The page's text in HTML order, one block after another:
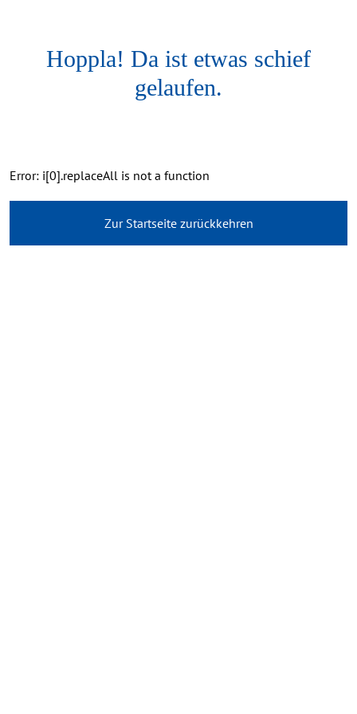
Hoppla! Da ist etwas schief
gelaufen.
Error: i[0].replaceAll is not a function
Zur Startseite zurückkehren